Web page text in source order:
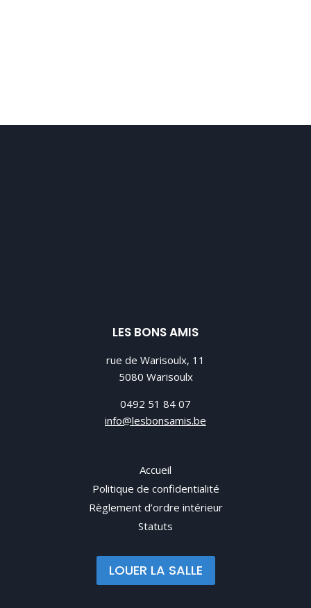
LES BONS AMIS
rue de Warisoulx, 11
5080 Warisoulx
0492 51 84 07
info@lesbonsamis.be
Accueil
Politique de confidentialité
Règlement d’ordre intérieur
Statuts
LOUER LA SALLE